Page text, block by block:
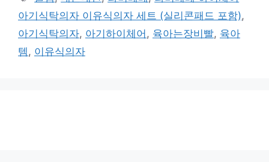
리
그
아기식탁의자 이유식의자 세트 (실리콘패드 포함),
아기식탁의자, 아기하이체어 , 육아는장비빨, 육아
템 , 이유식의자